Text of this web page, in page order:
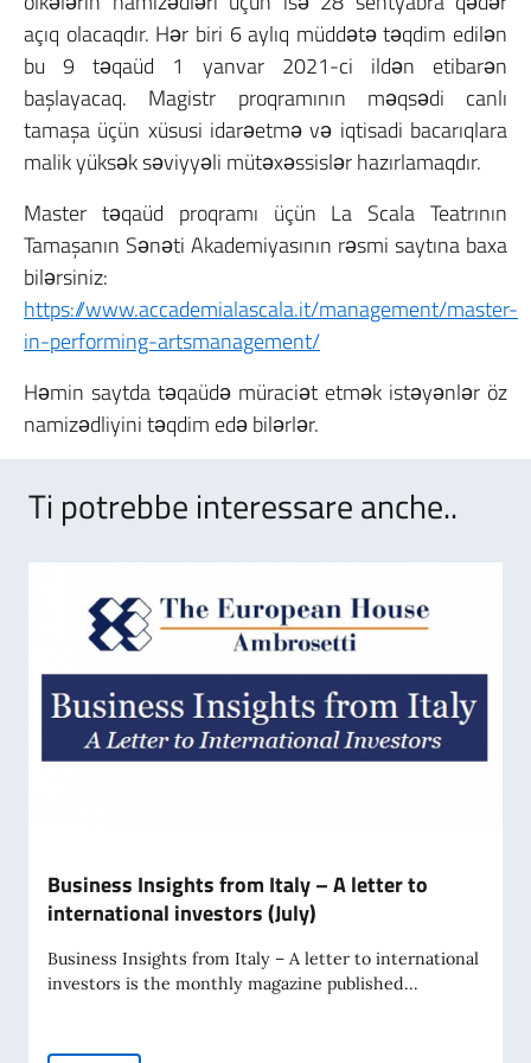
açıq olacaqdır. Hər biri 6 aylıq müddətə təqdim edilən
bu 9 təqaüd 1 yanvar 2021-ci ildən etibarən
başlayacaq. Magistr proqramının məqsədi canlı
tamaşa üçün xüsusi idarəetmə və iqtisadi bacarıqlara
malik yüksək səviyyəli mütəxəssislər hazırlamaqdır.
Master təqaüd proqramı üçün La Scala Teatrının
Tamaşanın Sənəti Akademiyasının rəsmi saytına baxa
bilərsiniz:
https://www.accademialascala.it/management/master-
in-performing-artsmanagement/
Həmin saytda təqaüdə müraciət etmək istəyənlər öz
namizədliyini təqdim edə bilərlər.
Ti potrebbe interessare anche..
Business Insights from Italy – A letter to
international investors (July)
Business Insights from Italy – A letter to international
investors is the monthly magazine published...